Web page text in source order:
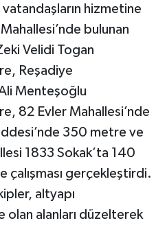
hizmetine
bulunan
Velidi Togan
Reşadiye
Menteşoğlu
82 Evler Mahallesi’nde
350 metre ve
1833 Sokak’ta 140
çalışması gerçekleştirdi.
altyapı
olan alanları düzelterek